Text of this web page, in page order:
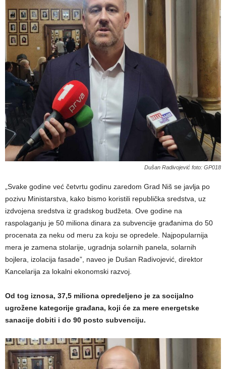
Dušan Radivojević foto: GP018
„Svake godine već četvrtu godinu zaredom Grad Niš se javlja po
pozivu Ministarstva, kako bismo koristili republička sredstva, uz
izdvojena sredstva iz gradskog budžeta. Ove godine na
raspolaganju je 50 miliona dinara za subvencije građanima do 50
procenata za neku od meru za koju se opredele. Najpopularnija
mera je zamena stolarije, ugradnja solarnih panela, solarnih
bojlera, izolacija fasade”, naveo je Dušan Radivojević, direktor
Kancelarija za lokalni ekonomski razvoj.
Od tog iznosa, 37,5 miliona opredeljeno je za socijalno
ugrožene kategorije građana, koji će za mere energetske
sanacije dobiti i do 90 posto subvenciju.